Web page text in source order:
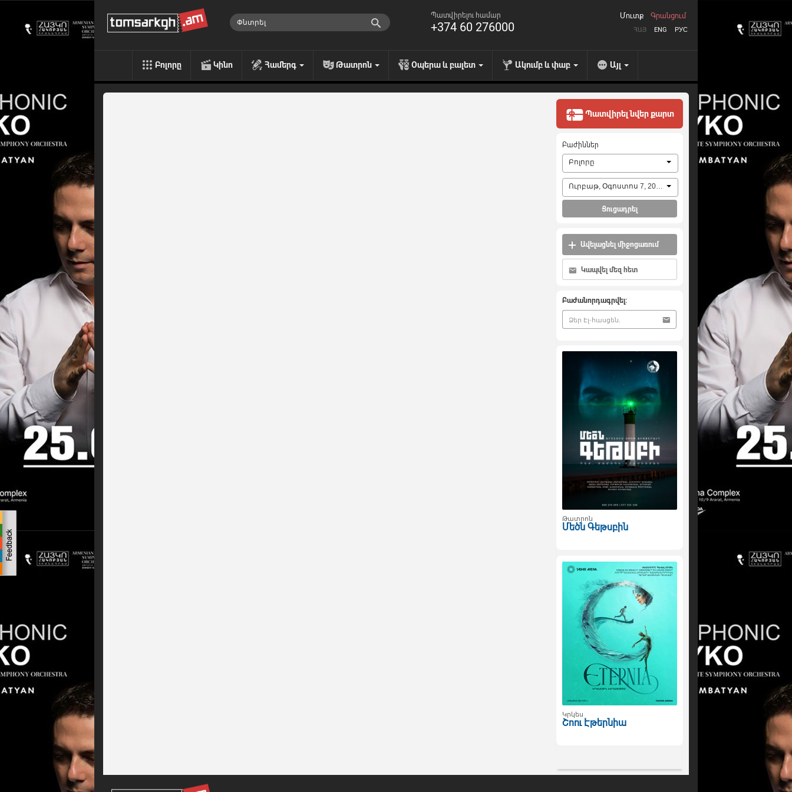
Պատվիրելու համար
+374 60 276000 ՀԱՅ ENG РУС
Մուտք Գրանցում
Բոլորը Կինո Համերգ Թատրոն Օպերա և բալետ Ակումբ և փաբ Այլ
Պատվիրել նվեր քարտ
Բաժիններ
Բոլորը
Ուրբաթ, Օգոստոս 7, 2026
Ցուցադրել
Ավելացնել միջոցառում
Կապվել մեզ հետ
Բաժանորդագրվել:
Թատրոն
Մեծն Գեթսբին
Կրկես
Շոու Էթերնիա